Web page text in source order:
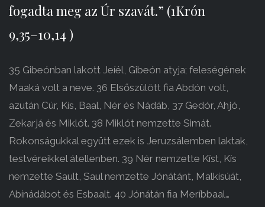
fogadta meg az Úr szavát.” (1Krón
9,35–10,14 )
35 Gibeónban lakott Jeíél, Gibeón atyja; feleségének
Maaká volt a neve. 36 Elsőszülött fia Abdón volt,
azután Cúr, Kís, Baal, Nér és Nádáb, 37 Gedór, Ahjó,
Zekarjá és Miklót. 38 Miklót nemzette Simát.
Rokonságukkal együtt ezek is Jeruzsálemben laktak,
testvéreikkel átellenben. 39 Nér nemzette Kíst, Kís
nemzette Sault, Saul nemzette Jónátánt, Malkísúát,
Abínádábot és Esbaalt. 40 Jónátán fia Meríbbaal…